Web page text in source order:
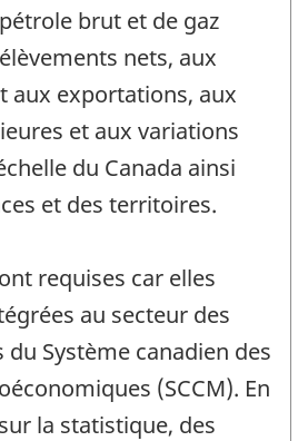
brut et de gaz
nets, aux
aux exportations, aux
et aux variations
du Canada ainsi
et des territoires.
requises car elles
au secteur des
Système canadien des
(SCCM). En
la statistique, des